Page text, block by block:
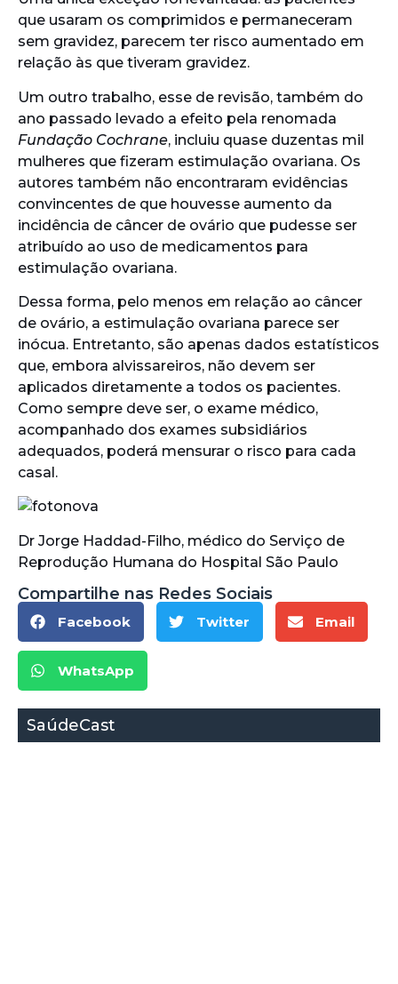
que usaram os comprimidos e permaneceram
sem gravidez, parecem ter risco aumentado em
relação às que tiveram gravidez.
Um outro trabalho, esse de revisão, também do
ano passado levado a efeito pela renomada
Fundação Cochrane, incluiu quase duzentas mil
mulheres que fizeram estimulação ovariana. Os
autores também não encontraram evidências
convincentes de que houvesse aumento da
incidência de câncer de ovário que pudesse ser
atribuído ao uso de medicamentos para
estimulação ovariana.
Dessa forma, pelo menos em relação ao câncer
de ovário, a estimulação ovariana parece ser
inócua. Entretanto, são apenas dados estatísticos
que, embora alvissareiros, não devem ser
aplicados diretamente a todos os pacientes.
Como sempre deve ser, o exame médico,
acompanhado dos exames subsidiários
adequados, poderá mensurar o risco para cada
casal.
Dr Jorge Haddad-Filho, médico do Serviço de
Reprodução Humana do Hospital São Paulo
Compartilhe nas Redes Sociais
Facebook Twitter Email
WhatsApp
SaúdeCast